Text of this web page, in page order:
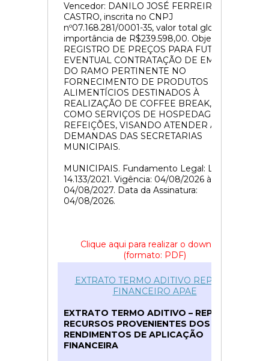
Vencedor: DANILO JOSÉ FERREIRA DE
CASTRO, inscrita no CNPJ
nº07.168.281/0001-35, valor total global a
importância de R$239.598,00. Objeto:
REGISTRO DE PREÇOS PARA FUTURA E
EVENTUAL CONTRATAÇÃO DE EMPRESA
DO RAMO PERTINENTE NO
FORNECIMENTO DE PRODUTOS
ALIMENTÍCIOS DESTINADOS À
REALIZAÇÃO DE COFFEE BREAK, BEM
COMO SERVIÇOS DE HOSPEDAGEM E
REFEIÇÕES, VISANDO ATENDER ÀS
DEMANDAS DAS SECRETARIAS
MUNICIPAIS.
MUNICIPAIS. Fundamento Legal: Lei n°
14.133/2021. Vigência: 04/08/2026 à
04/08/2027. Data da Assinatura:
04/08/2026.
Clique aqui para realizar o download
(formato: PDF)
EXTRATO TERMO ADITIVO REPASSE
FINANCEIRO APAE
EXTRATO TERMO ADITIVO – REPASSE
RECURSOS PROVENIENTES DOS
RENDIMENTOS DE APLICAÇÃO
FINANCEIRA